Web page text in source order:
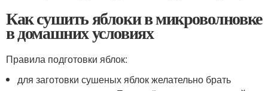
Как сушить яблоки в микроволновке
в домашних условиях
Правила подготовки яблок:
для заготовки сушеных яблок желательно брать